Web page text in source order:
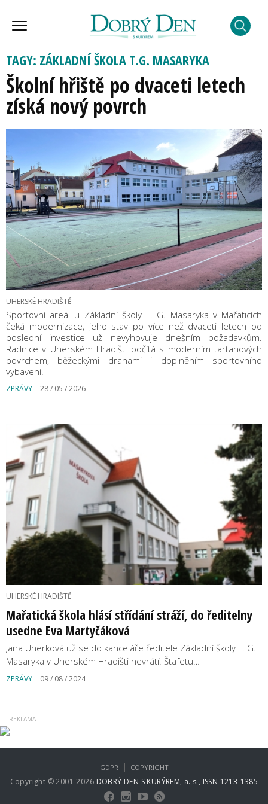
TAGY: ZÁKLADNÍ ŠKOLA T.G. MASARYKA
Školní hřiště po dvaceti letech
získá nový povrch
UHERSKÉ HRADIŠTĚ
Sportovní areál u Základní školy T. G. Masaryka v Mařaticích
čeká modernizace, jeho stav po více než dvaceti letech od
poslední investice už nevyhovuje dnešním požadavkům.
Radnice v Uherském Hradišti počítá s moderním tartanových
povrchem, běžeckými drahami i doplněním sportovního
vybavení.
ZPRÁVY 28 / 05 / 2026
UHERSKÉ HRADIŠTĚ
Mařatická škola hlásí střídání stráží, do ředitelny
usedne Eva Martyčáková
Jana Uherková už se do kanceláře ředitele Základní školy T. G.
Masaryka v Uherském Hradišti nevrátí. Štafetu…
ZPRÁVY 09 / 08 / 2024
Copyright © 2001-2026 DOBRÝ DEN S KURÝREM, a. s., ISSN 1213-1385
GDPR | COPYRIGHT